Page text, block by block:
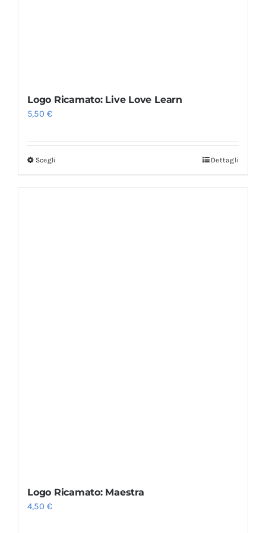
Logo Ricamato: Live Love Learn
5,50€
Scegli Dettagli
Logo Ricamato: Maestra
4,50€